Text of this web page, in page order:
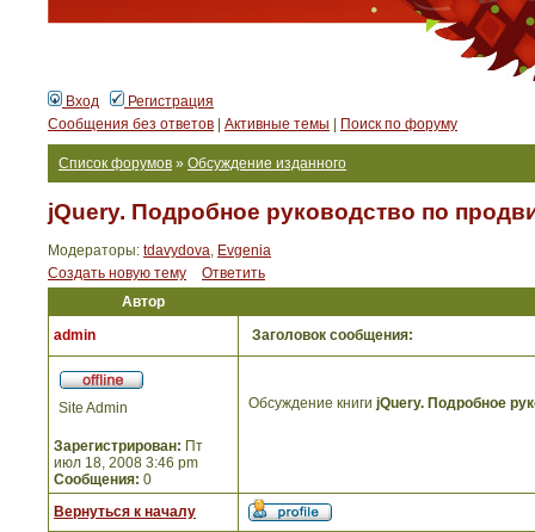
Вход
Регистрация
Сообщения без ответов
Активные темы Поиск по форуму
Список форумов » Обсуждение изданного
jQuery. Подробное руководство по
Модераторы: tdavydova, Evgenia
Создать новую тему
Ответить
Автор
admin
Заголовок сообщения:
Site Admin
Зарегистрирован: Пт
июл 18, 2008 3:46 pm
Сообщения: 0
Обсуждение книги jQuery. Подробное
Вернуться к началу